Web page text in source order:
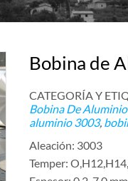
Bobina de
CATEGORÍA Y
Bobina De Aluminio
aluminio 3003,
Aleación: 3003
Temper: